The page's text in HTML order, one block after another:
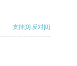
支持[0] 反对[0]